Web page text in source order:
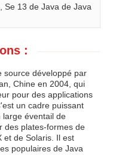
Se 13 de Java de Java
:
source développé par
Chine en 2004, qui
pour des applications
un cadre puissant
large éventail de
des plates-formes de
et de Solaris. Il est
populaires de Java